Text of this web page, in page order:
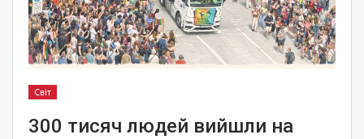
Світ
300 тисяч людей вийшли на